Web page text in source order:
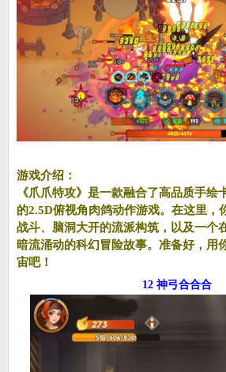
游戏介绍：
《爪爪特攻》是一款融合了高品质手绘
的2.5D俯视角肉鸽动作游戏。在这里，
战斗、脑洞大开的流派构筑，以及一个
暗流涌动的科幻冒险故事。准备好，用
宙吧！
12 神弓合合合